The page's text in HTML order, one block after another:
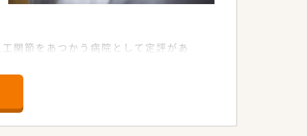
関節をあつかう病院として定評があ